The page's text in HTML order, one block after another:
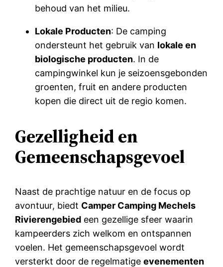
behoud van het milieu.
Lokale Producten: De camping
ondersteunt het gebruik van lokale en
biologische producten. In de
campingwinkel kun je seizoensgebonden
groenten, fruit en andere producten
kopen die direct uit de regio komen.
Gezelligheid en
Gemeenschapsgevoel
Naast de prachtige natuur en de focus op
avontuur, biedt Camper Camping Mechels
Rivierengebied een gezellige sfeer waarin
kampeerders zich welkom en ontspannen
voelen. Het gemeenschapsgevoel wordt
versterkt door de regelmatigeevenementen